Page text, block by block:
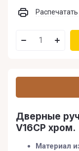
Распечатать
Дверные
V16CP хром.
Материал